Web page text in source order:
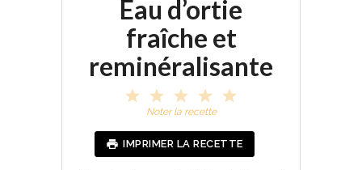
Eau d’ortie
fraîche et
reminéralisante
a
r
4
S
a
r
3
S
a
r
2
S
a
r
S
a
r
Noter la recette
IMPRIMER LA RECETTE